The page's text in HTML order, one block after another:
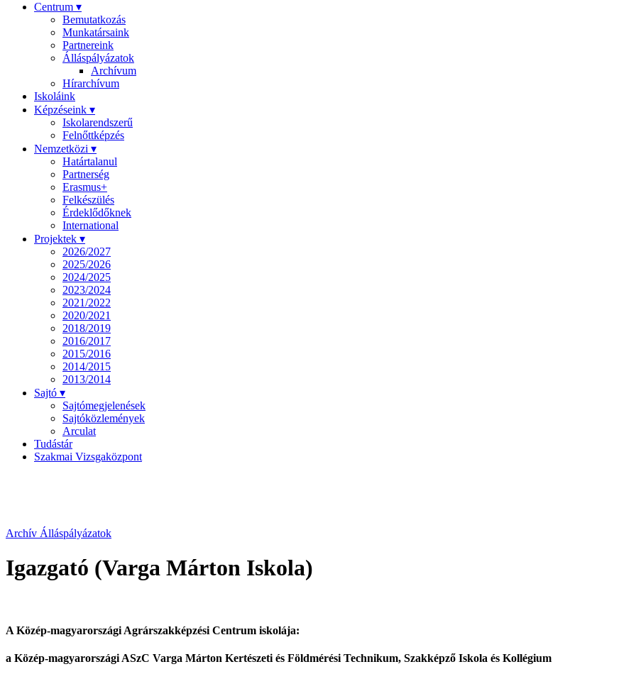
Centrum ▾
Bemutatkozás
Munkatársaink
Partnereink
Álláspályázatok
Archívum
Hírarchívum
Iskoláink
Képzéseink ▾
Iskolarendszerű
Felnőttképzés
Nemzetközi ▾
Határtalanul
Partnerség
Erasmus+
Felkészülés
Érdeklődőknek
International
Projektek ▾
2026/2027
2025/2026
2024/2025
2023/2024
2021/2022
2020/2021
2018/2019
2016/2017
2015/2016
2014/2015
2013/2014
Sajtó ▾
Sajtómegjelenések
Sajtóközlemények
Arculat
Tudástár
Szakmai Vizsgaközpont
Archív Álláspályázatok
Igazgató (Varga Márton Iskola)
A Közép-magyarországi Agrárszakképzési Centrum iskolája:
a Közép-magyarországi ASzC Varga Márton Kertészeti és Földmérési Technikum, Szakképző Iskola és Kollégium